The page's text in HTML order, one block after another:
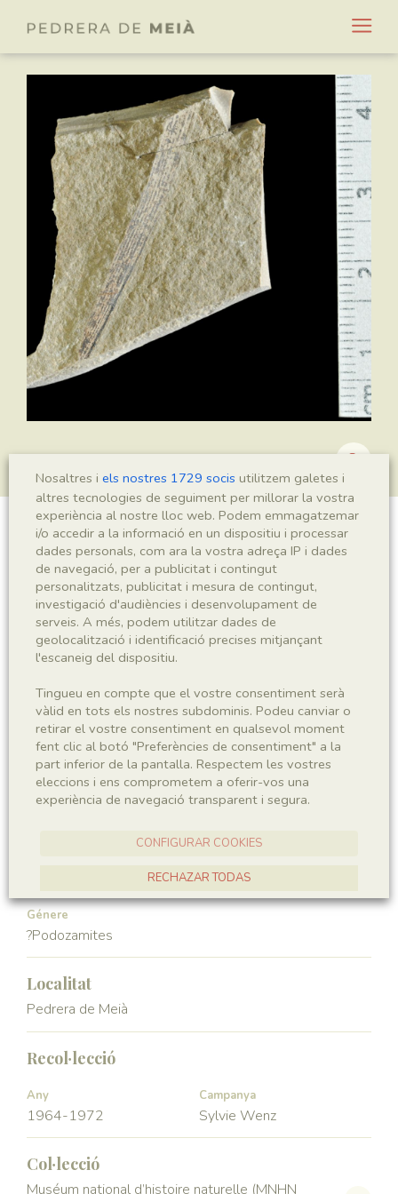
?Podozamites sp.
Sigla
MNHN 17589
Taxonomia
Regne
Plantae
Phyllum
Spermatophyta
Subphyllum
Gymnospermae
Classe
Pinopsida
Podozamitaceae
Génere
?Podozamites
Localitat
Pedrera de Meià
Recol·lecció
Any
1964-1972
Campanya
Sylvie Wenz
Col·lecció
Muséum national d’histoire naturelle (MNHN
Nosaltres i els nostres 1729 socis utilitzem galetes i
altres tecnologies de seguiment per millorar la vostra
experiència al nostre lloc web. Podem emmagatzemar
i/o accedir a la informació en un dispositiu i processar
dades personals, com ara la vostra adreça IP i dades
de navegació, per a publicitat i contingut
personalitzats, publicitat i mesura de contingut,
investigació d'audiències i desenvolupament de
serveis. A més, podem utilitzar dades de
geolocalització i identificació precises mitjançant
l'escaneig del dispositiu.
Tingueu en compte que el vostre consentiment serà
vàlid en tots els nostres subdominis. Podeu canviar o
retirar el vostre consentiment en qualsevol moment
fent clic al botó "Preferències de consentiment" a la
part inferior de la pantalla. Respectem les vostres
eleccions i ens comprometem a oferir-vos una
experiència de navegació transparent i segura.
CONFIGURAR COOKIES
RECHAZAR TODAS
ACCEPTAR TOTES